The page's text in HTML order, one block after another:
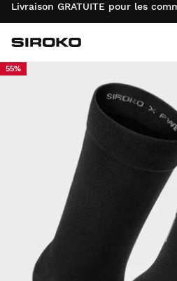
Livraison GRATUITE pour les
Retourner
Siroko.com
55%